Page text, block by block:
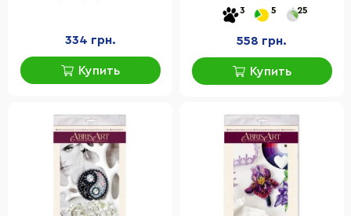
натуральном холсте
334 грн.
Купить
"Медуза" Abris Art AD-071
на натуральном холсте
3 5 25
558 грн.
Купить